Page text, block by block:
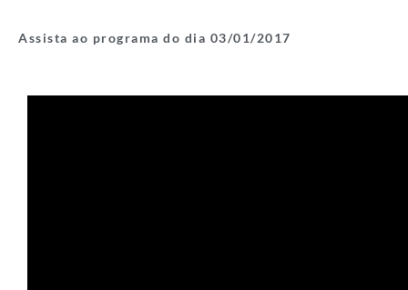
Assista ao programa do dia 03/01/2017